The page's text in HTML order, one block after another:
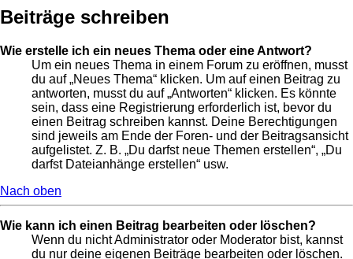
Beiträge schreiben
Wie erstelle ich ein neues Thema oder eine Antwort?
Um ein neues Thema in einem Forum zu eröffnen, musst
du auf „Neues Thema“ klicken. Um auf einen Beitrag zu
antworten, musst du auf „Antworten“ klicken. Es könnte
sein, dass eine Registrierung erforderlich ist, bevor du
einen Beitrag schreiben kannst. Deine Berechtigungen
sind jeweils am Ende der Foren- und der Beitragsansicht
aufgelistet. Z. B. „Du darfst neue Themen erstellen“, „Du
darfst Dateianhänge erstellen“ usw.
Nach oben
Wie kann ich einen Beitrag bearbeiten oder löschen?
Wenn du nicht Administrator oder Moderator bist, kannst
du nur deine eigenen Beiträge bearbeiten oder löschen.